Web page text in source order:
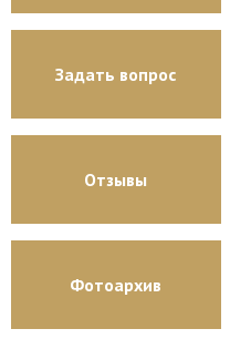
Задать вопрос
Отзывы
Фотоархив